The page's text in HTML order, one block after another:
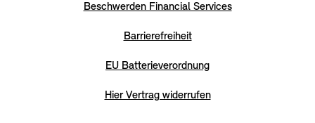
Beschwerden Financial Services
Barrierefreiheit
EU Batterieverordnung
Hier Vertrag widerrufen